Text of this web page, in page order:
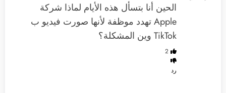
‏الحين أنا بتسأل هذه الأيام لماذا شركة
Apple تهدد موظفة لأنها صورت فيديو ب
TikTok وين المشكلة؟
2
رد